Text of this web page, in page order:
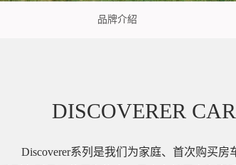
品牌介紹
DISCOVERER
Discoverer系列是我们为家庭、首次购买